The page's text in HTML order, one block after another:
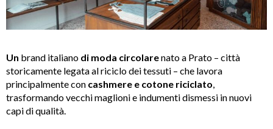
Un brand italiano di moda circolarenato a Prato – città
storicamente legata al riciclo dei tessuti – che lavora
principalmente con cashmere e cotone riciclato,
trasformando vecchi maglioni e indumenti dismessi in nuovi
capi di qualità.